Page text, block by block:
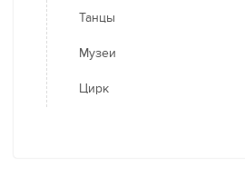
Танцы
Музеи
Цирк